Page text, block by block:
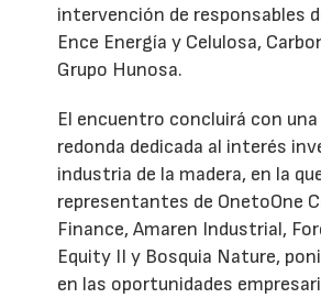
intervención de responsables
Ence Energía y Celulosa,
Grupo Hunosa.
El encuentro concluirá con
redonda dedicada al interés
industria de la madera, en la
representantes de OnetoOne
Finance, Amaren Industrial,
Equity II y Bosquia Nature,
en las oportunidades